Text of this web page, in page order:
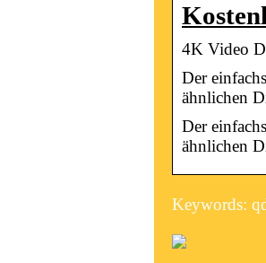
4K Video
Der
ähnlichen
Der
ähnlichen
Keywords: